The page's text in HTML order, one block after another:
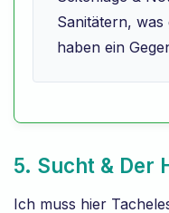
Sanitätern,
haben ein
5. Sucht & Der
Ich muss hier